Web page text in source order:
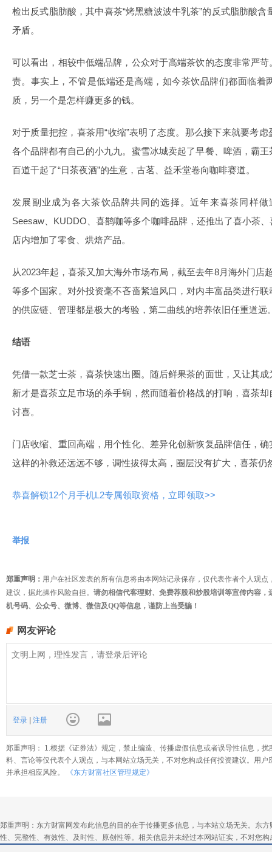
检出反式脂肪酸，其中喜茶“烤黑糖波波牛乳茶”的反式脂肪酸含
矛盾。
可以看出，相较中低端品牌，公众对于高端茶饮的态度非常严
责。事实上，不管是低端还是高端，如今茶饮品牌们都面临着
质，另一个是怎样赚更多的钱。
对于质量把控，喜茶用“收缩”表明了态度。那么接下来就要考
各个品牌都有自己的小九九。蜜雪冰城卖起了早餐、啤酒，霸
百道干起了“日茶夜酒”的生意，古茗、益禾堂卷向咖啡赛道。
发展副业成为各大茶饮品牌共同的选择。近年来喜茶同样
Seesaw、KUDDO、喜鹊咖等多个咖啡品牌，还推出了喜小茶
店内增加了零食、烘焙产品。
从2023年起，喜茶又加大海外市场布局，截至去年8月海外门店
等多个国家。对外投资毫不吝啬紧追风口，对内丰富品类进行
的供应链、管理都是极大的考验，第二曲线的培养依旧任重道远
结语
凭借一款芝士茶，喜茶快速出圈。随后鲜果茶的面世，又让其
新才是喜茶立足市场的杀手锏，然而随着价格战的打响，喜茶
讨喜。
门店收缩、重回高端，用个性化、差异化创新恢复品牌信任，
这样的补救还远远不够，调性拔得太高，圈层没有扩大，喜茶仍
恭喜解锁12个月手机L2专属领取资格，立即领取>>
举报
郑重声明： 用户在社区发表的所有信息将由本网站记录保存，仅代表作者个人观
建议，据此操作风险自担。 请勿相信代客理财、免费荐股和炒股培训等宣传内容
机号码、公众号、微博、微信及QQ等信息，谨防上当受骗！
网友评论
登录 注册
郑重声明： 1.根据《证券法》规定，禁止编造、传播虚假信息或者误导性信息，
料、言论等仅代表个人观点，与本网站立场无关，不对您构成任何投资建议。用
并承担相应风险。
《东方财富社区管理规定》
郑重声明：东方财富网发布此信息的目的在于传播更多信息，与本站立场无关。东
性、完整性、有效性、及时性、原创性等。相关信息并未经过本网站证实，不对您